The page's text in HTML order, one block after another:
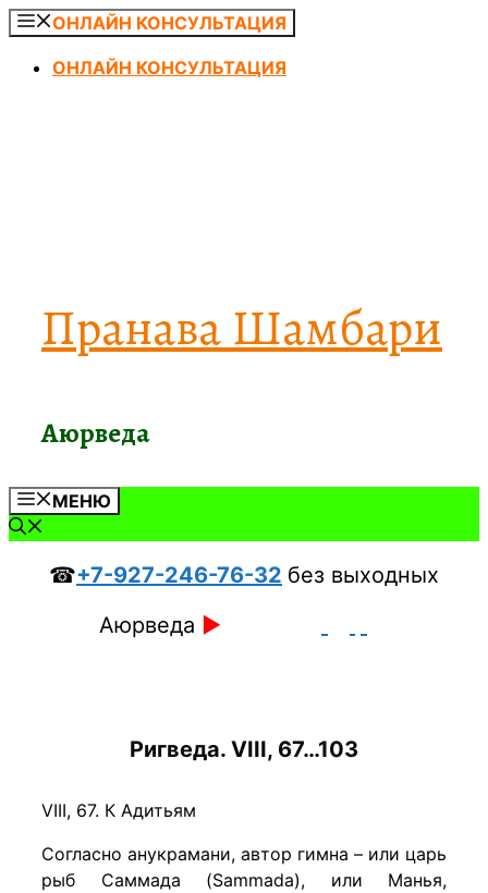
Перейти
содержимому
ОНЛАЙН КОНСУЛЬТАЦИЯ
ОНЛАЙН КОНСУЛЬТАЦИЯ
Пранава Шамбари
Аюрведа
МЕНЮ
☎+7-927-246-76-32 без выходных
Аюрведа ►
Ригведа. VIII, 67…103
VIII, 67. К Адитьям
Согласно анукрамани, автор гимна – или царь
рыб Саммада (Sammada), или Манья,